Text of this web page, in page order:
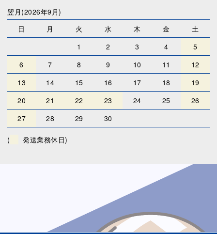
翌月(2026年9月)
日
月 火 水 木 金
土
1
2 3 4
5
6
7 8 9 10 11
12
13
14 15 16 17 18
19
20
21 22 23 24 25
26
27
28 29 30
( 発送業務休日)